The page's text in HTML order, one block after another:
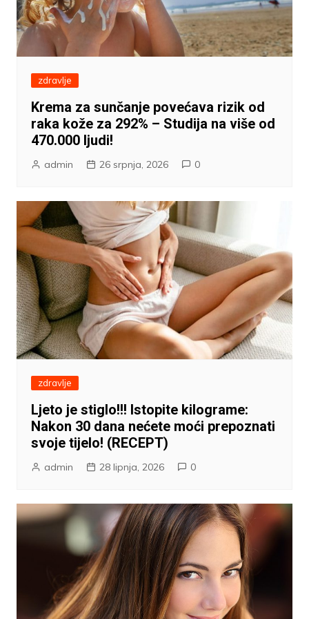
zdravlje
Krema za sunčanje povećava rizik od
raka kože za 292% – Studija na više od
470.000 ljudi!
admin 26 srpnja, 2026 0
zdravlje
Ljeto je stiglo!!! Istopite kilograme:
Nakon 30 dana nećete moći prepoznati
svoje tijelo! (RECEPT)
admin 28 lipnja, 2026 0